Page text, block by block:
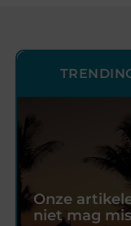
Onze
niet mag